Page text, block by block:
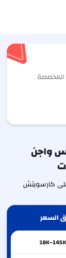
المخصصة
واجن
على كارسويتش
السعر